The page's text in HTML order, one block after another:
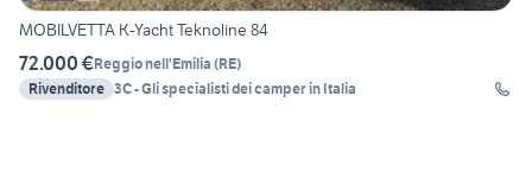
MOBILVETTA K-Yacht Teknoline 84
72.000 €Reggio nell'Emilia (RE)
Rivenditore 3C - Gli specialisti dei camper in Italia